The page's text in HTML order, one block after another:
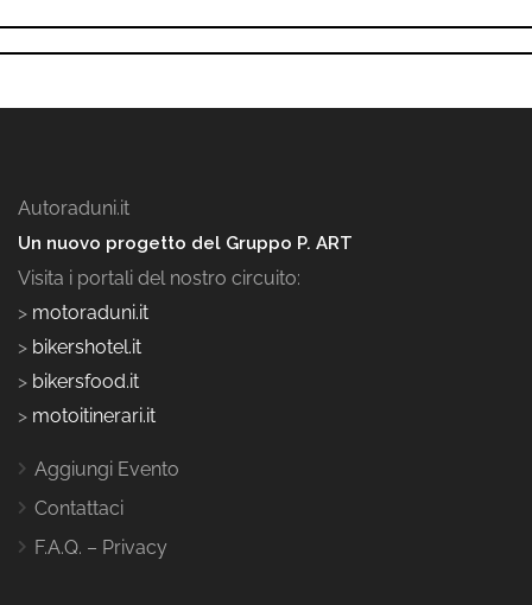
Autoraduni.it
Un nuovo progetto del Gruppo P. ART
Visita i portali del nostro circuito:
> motoraduni.it
> bikershotel.it
> bikersfood.it
> motoitinerari.it
Aggiungi Evento
Contattaci
F.A.Q. – Privacy